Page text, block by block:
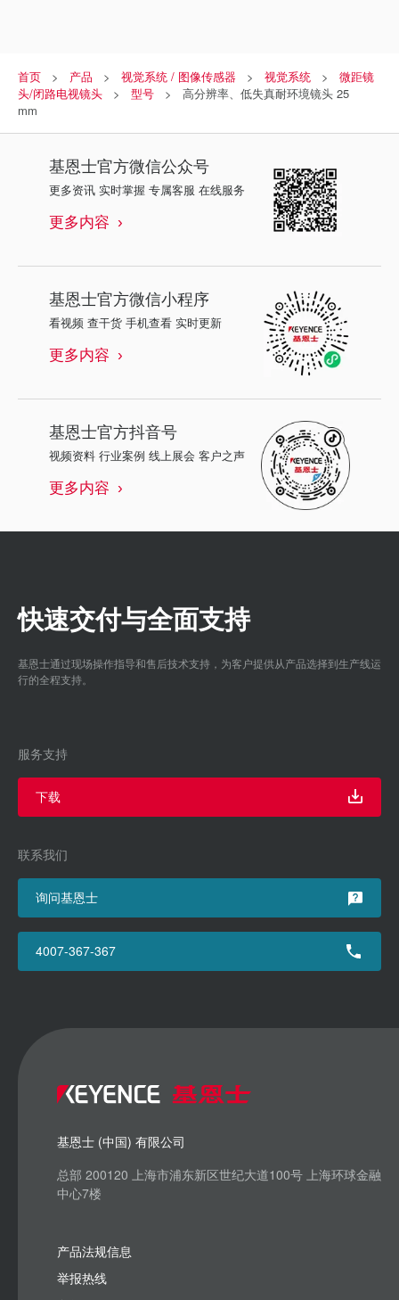
首页 产品 视觉系统 / 图像传感器 视觉系统
微距镜
头/闭路电视镜头
型号
高分辨率、低失真耐环境镜头 25
mm
基恩士官方微信公众号
更多资讯 实时掌握 专属客服 在线服务
更多内容
基恩士官方微信小程序
看视频 查干货 手机查看 实时更新
更多内容
基恩士官方抖音号
视频资料 行业案例 线上展会 客户之声
更多内容
快速交付与全面支持
基恩士通过现场操作指导和售后技术支持，为客户提供从产品选择到生产线运
行的全程支持。
服务支持
下载
联系我们
询问基恩士
4007-367-367
基恩士 (中国) 有限公司
总部 200120 上海市浦东新区世纪大道100号 上海环球金融
中心7楼
产品法规信息
举报热线